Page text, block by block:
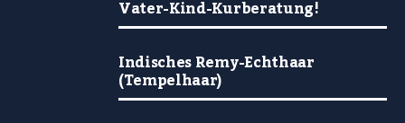
Vater-Kind-Kurberatung!
Indisches Remy-Echthaar
(Tempelhaar)